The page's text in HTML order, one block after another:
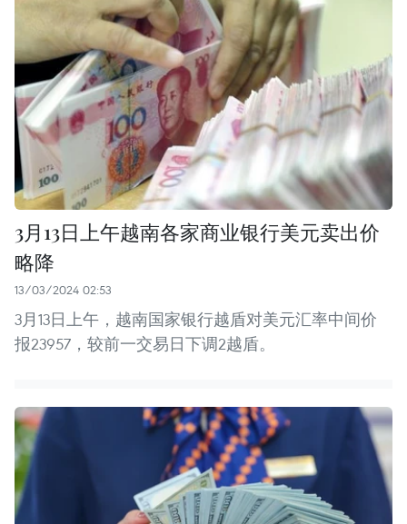
3月13日上午越南各家商业银行美元卖出价
略降
13/03/2024 02:53
3月13日上午，越南国家银行越盾对美元汇率中间价
报23957，较前一交易日下调2越盾。